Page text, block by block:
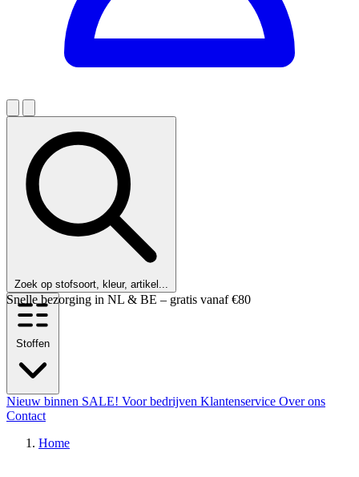
Zoek op stofsoort, kleur, artikel...
Klanten beoordelen ons met een 9,6!
Stoffen
Nieuw binnen SALE! Voor bedrijven Klantenservice Over ons
Contact
Home